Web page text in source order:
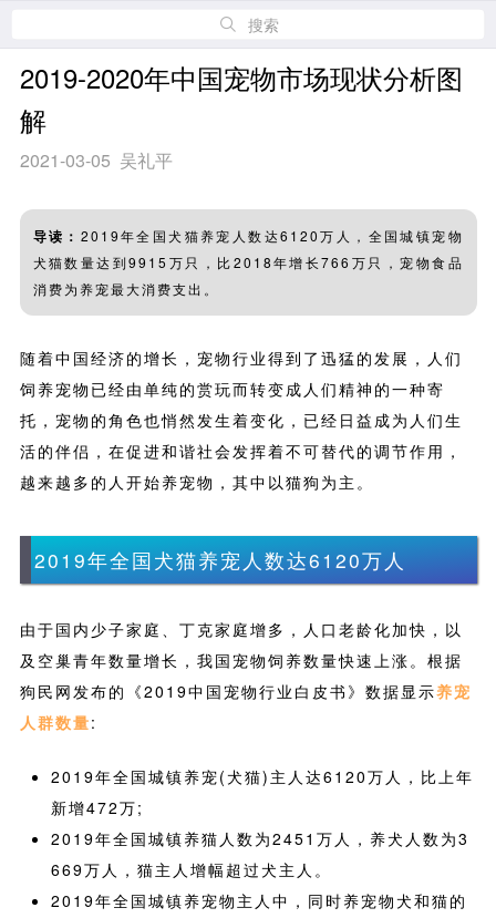
搜索
2019-2020年中国宠物市场现状分析图
解
2021-03-05 吴礼平
导读： 2019年全国犬猫养宠人数达6120万人，全国城镇宠物
犬猫数量达到9915万只，比2018年增长766万只，宠物食品
消费为养宠最大消费支出。
随着中国经济的增长，宠物行业得到了迅猛的发展，人们
饲养宠物已经由单纯的赏玩而转变成人们精神的一种寄
托，宠物的角色也悄然发生着变化，已经日益成为人们生
活的伴侣，在促进和谐社会发挥着不可替代的调节作用，
越来越多的人开始养宠物，其中以猫狗为主。
2019年全国犬猫养宠人数达6120万人
由于国内少子家庭、丁克家庭增多，人口老龄化加快，以
及空巢青年数量增长，我国宠物饲养数量快速上涨。根据
狗民网发布的《2019中国宠物行业白皮书》数据显示养宠
人群数量:
2019年全国城镇养宠(犬猫)主人达6120万人，比上年
新增472万;
2019年全国城镇养猫人数为2451万人，养犬人数为3
669万人，猫主人增幅超过犬主人。
2019年全国城镇养宠物主人中，同时养宠物犬和猫的